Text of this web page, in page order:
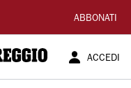
ABBONATI
ACCEDI